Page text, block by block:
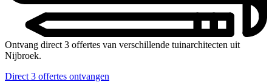
Ontvang direct 3 offertes van verschillende tuinarchitecten uit
Nijbroek.
Direct 3 offertes ontvangen